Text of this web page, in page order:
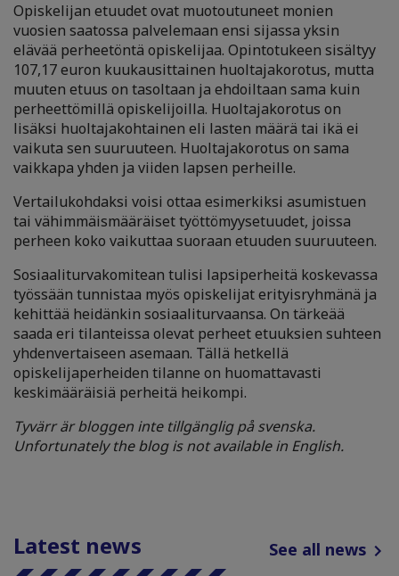
Opiskelijan etuudet ovat muotoutuneet monien
vuosien saatossa palvelemaan ensi sijassa yksin
elävää perheetöntä opiskelijaa. Opintotukeen sisältyy
107,17 euron kuukausittainen huoltajakorotus, mutta
muuten etuus on tasoltaan ja ehdoiltaan sama kuin
perheettömillä opiskelijoilla. Huoltajakorotus on
lisäksi huoltajakohtainen eli lasten määrä tai ikä ei
vaikuta sen suuruuteen. Huoltajakorotus on sama
vaikkapa yhden ja viiden lapsen perheille.
Vertailukohdaksi voisi ottaa esimerkiksi asumistuen
tai vähimmäismääräiset työttömyysetuudet, joissa
perheen koko vaikuttaa suoraan etuuden suuruuteen.
Sosiaaliturvakomitean tulisi lapsiperheitä koskevassa
työssään tunnistaa myös opiskelijat erityisryhmänä ja
kehittää heidänkin sosiaaliturvaansa. On tärkeää
saada eri tilanteissa olevat perheet etuuksien suhteen
yhdenvertaiseen asemaan. Tällä hetkellä
opiskelijaperheiden tilanne on huomattavasti
keskimääräisiä perheitä heikompi.
Tyvärr är bloggen inte tillgänglig på svenska.
Unfortunately the blog is not available in English.
Latest news See all news